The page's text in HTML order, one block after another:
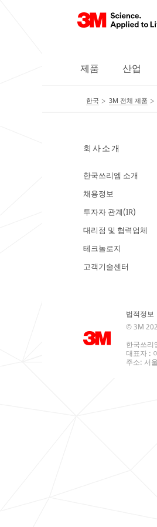
제품 산업
한국 3M 전체 제품
회사소개
한국쓰리엠 소개
채용정보
투자자 관계(IR)
대리점 및 협력업체
테크놀로지
고객기술센터
법적정보
© 3M
한국쓰리
대표자 :
주소: 서